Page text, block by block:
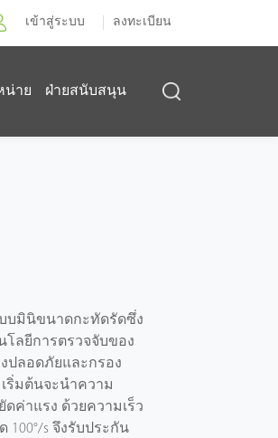
เข้าสู่ระบบ ลงทะเบียน
น่าย ฝ่ายสนับสนุน
บบมินิขนาดกะทัดรัดซึ่ง
โลยีการตรวจจับของ
ลอดภัยและกรอง
ริ่มต้นจะนําความ
ค่าแรง ด้วยความเร็ว
100°/s จึงรับประกัน